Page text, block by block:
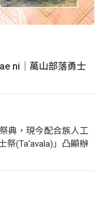
ni｜萬山部落勇士
典，現今配合族人工
祭(Ta‘avala)」凸顯辦